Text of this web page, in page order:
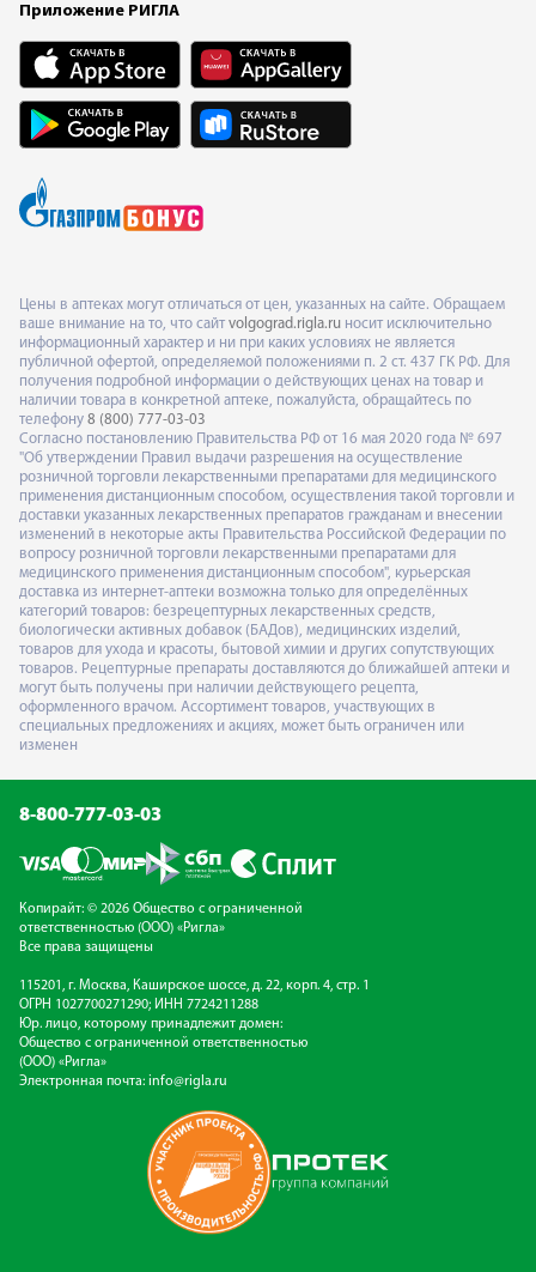
Приложение РИГЛА
Цены в аптеках могут отличаться от цен, указанных на сайте. Обращаем
ваше внимание на то, что сайт volgograd.rigla.ru носит исключительно
информационный характер и ни при каких условиях не является
публичной офертой, определяемой положениями п. 2 ст. 437 ГК РФ. Для
получения подробной информации о действующих ценах на товар и
наличии товара в конкретной аптеке, пожалуйста, обращайтесь по
телефону 8 (800) 777-03-03
Согласно постановлению Правительства РФ от 16 мая 2020 года № 697
"Об утверждении Правил выдачи разрешения на осуществление
розничной торговли лекарственными препаратами для медицинского
применения дистанционным способом, осуществления такой торговли и
доставки указанных лекарственных препаратов гражданам и внесении
изменений в некоторые акты Правительства Российской Федерации по
вопросу розничной торговли лекарственными препаратами для
медицинского применения дистанционным способом", курьерская
доставка из интернет-аптеки возможна только для определённых
категорий товаров: безрецептурных лекарственных средств,
биологически активных добавок (БАДов), медицинских изделий,
товаров для ухода и красоты, бытовой химии и других сопутствующих
товаров. Рецептурные препараты доставляются до ближайшей аптеки и
могут быть получены при наличии действующего рецепта,
оформленного врачом. Ассортимент товаров, участвующих в
специальных предложениях и акциях, может быть ограничен или
изменен
8-800-777-03-03
Копирайт: © 2026 Общество с ограниченной
ответственностью (ООО) «Ригла»
Все права защищены
115201, г. Москва, Каширское шоссе, д. 22, корп. 4, стр. 1
ОГРН 1027700271290; ИНН 7724211288
Юр. лицо, которому принадлежит домен:
Общество с ограниченной ответственностью
(ООО) «Ригла»
Электронная почта: info@rigla.ru